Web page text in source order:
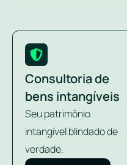
Consultoria de
bens intangíveis
Seu patrimônio
intangível blindado de
verdade.